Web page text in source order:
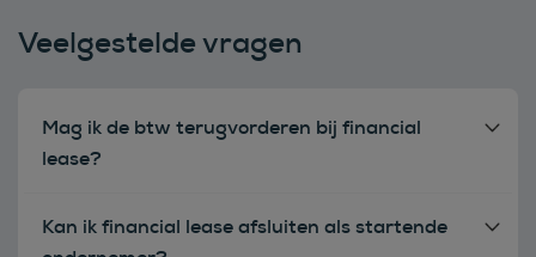
Veelgestelde vragen
Mag ik de btw terugvorderen bij financial
lease?
Kan ik financial lease afsluiten als startende